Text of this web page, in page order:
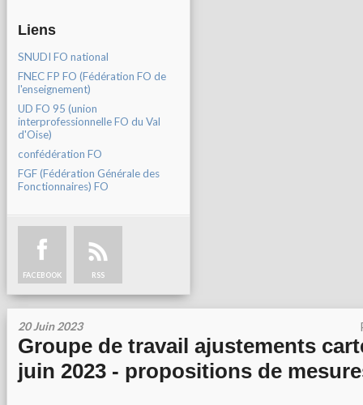
Liens
SNUDI FO national
FNEC FP FO (Fédération FO de
l'enseignement)
UD FO 95 (union
interprofessionnelle FO du Val
d'Oise)
confédération FO
FGF (Fédération Générale des
Fonctionnaires) FO
FACEBOOK RSS
20 Juin 2023
Groupe de travail ajustements
juin 2023 - propositions de